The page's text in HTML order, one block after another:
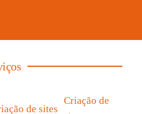
Criação de